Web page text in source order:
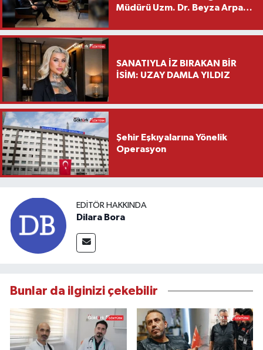
Müdürü Uzm. Dr. Beyza Arpacı
Ziyareti
SANATIYLA İZ BIRAKAN BİR
İSİM: UZAY DAMLA YILDIZ
Şehir Eşkıyalarına Yönelik
Operasyon
EDITÖR HAKKINDA
Dilara Bora
Bunlar da ilginizi çekebilir